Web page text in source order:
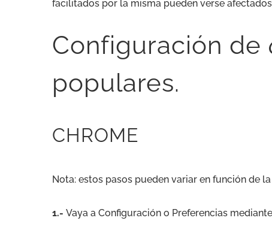
facilitados por la misma pueden verse
Configuración de
populares.
CHROME
Nota: estos pasos pueden variar en función de
1.- Vaya a Configuración o Preferencias